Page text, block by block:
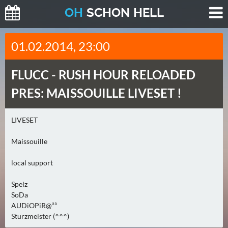
OH SCHON HELL
H
E
T
E
(
)
O
G
E
N
01.02.2014, 23:00
FLUCC - RUSH HOUR RELOADED
PRES: MAISSOUILLE LIVESET !
LIVESET
Maissouille
local support
Spelz
SoDa
AUDiOPiR@²³
Sturzmeister (^^^)